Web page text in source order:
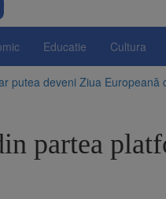
Educatie Cultura
putea deveni Ziua
la apelul pentru
Română pentru Iluminat cere
partea